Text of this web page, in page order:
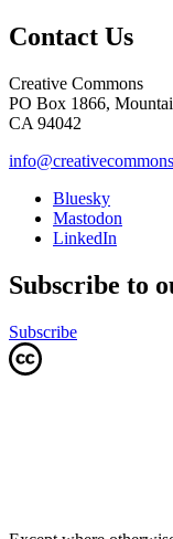
Contact Us
Creative Commons
PO Box 1866,
CA 94042
Bluesky
Mastodon
LinkedIn
Subscribe to
Subscribe